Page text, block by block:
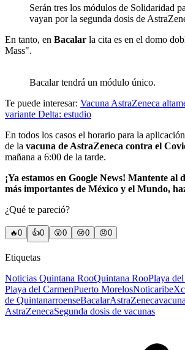
Serán tres los módulos de Solidaridad
vayan por la segunda dosis de
En tanto, en Bacalar la cita es en el domo
Mass".
Bacalar tendrá un módulo único.
Te puede interesar: Vacuna AstraZeneca
variante Delta: estudio
En todos los casos el horario para la
de la vacuna de AstraZeneca contra el
mañana a 6:00 de la tarde.
¡Ya estamos en Google News! Mantente al
más importantes de México y el Mundo,
¿Qué te pareció?
🔥0 👍0 😲0 😢0 😠0
Etiquetas
Noticias Quintana RooQuintana RooPlaya
Playa del CarmenPuerto MorelosNoticaribe
de QuintanarroenseBacalarAstraZeneca
AstraZenecaSegunda dosis de vacunas